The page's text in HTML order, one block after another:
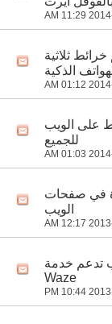
11:29 AM
ثلاثية
الذكية
01:12 AM
على الويب
للجميع
01:03 AM
في صفحات
الويب
12:17 AM
تدعم خدمة
Waze
10:44 PM